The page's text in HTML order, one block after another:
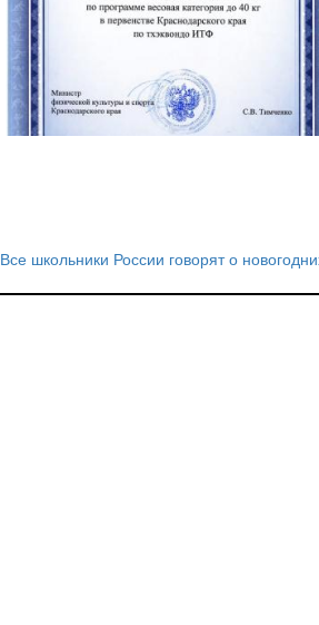
Все школьники России говорят о